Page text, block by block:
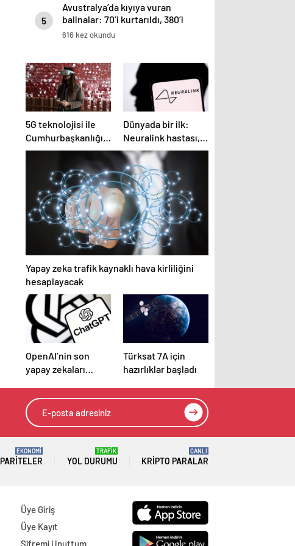
5
Avustralya’da kıyıya vuran
balinalar: 70’i kurtarıldı, 380’i
öldü
616 kez okundu
5G teknolojisi ile
Cumhurbaşkanlığı
Külliyesi’ndeki
konser AKM’ye
taşındı
Dünyada bir ilk:
Neuralink hastası,
beyin implantıyla ilk
kez YouTube
videosu hazırladı
Yapay zeka trafik kaynaklı hava kirliliğini
hesaplayacak
OpenAI’nin son
yapay zekaları
görmeye başladı
Türksat 7A için
hazırlıklar başladı
PARITELER
EKONOMİ
YOL DURUMU
TRAFİK
KRIPTO PARALAR
CANLI
Üye Giriş
Üye Kayıt
Şifremi Unuttum